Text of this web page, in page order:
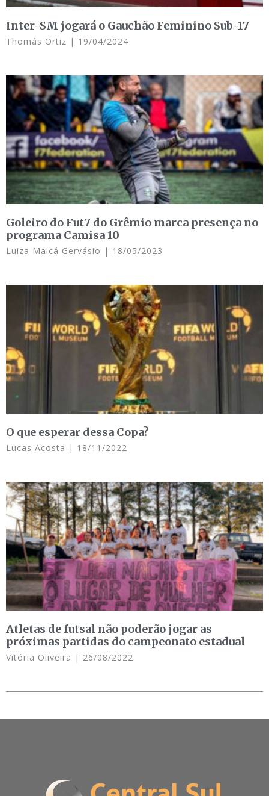
Inter-SM jogará o Gauchão Feminino Sub-17
Thomás Ortiz 19/04/2024
Goleiro do Fut7 do Grêmio marca presença no
programa Camisa 10
Luiza Maicá Gervásio 18/05/2023
O que esperar dessa Copa?
Lucas Acosta 18/11/2022
Atletas de futsal não poderão jogar as
próximas partidas do campeonato estadual
Vitória Oliveira 26/08/2022